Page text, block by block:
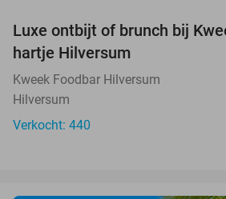
Luxe ontbijt of brunch bij
hartje Hilversum
Kweek Foodbar Hilversum
Hilversum
Verkocht: 440